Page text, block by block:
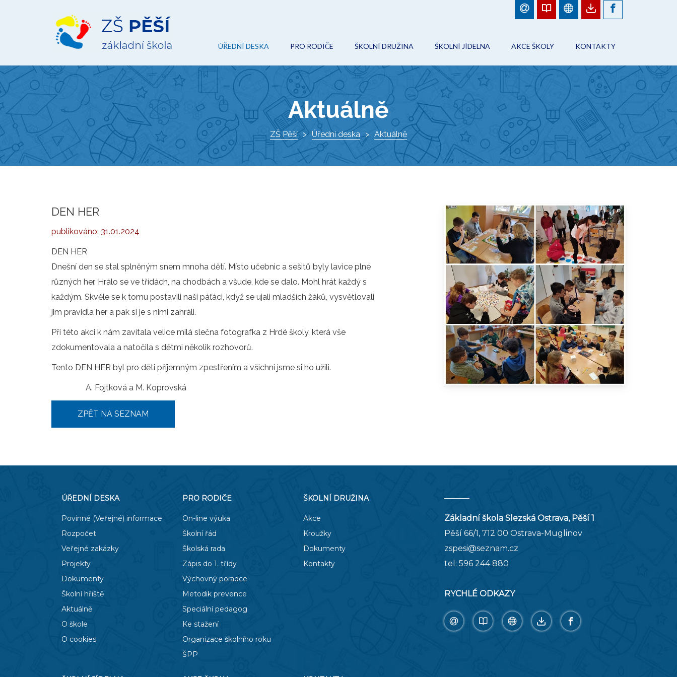
ZŠ
Pěší
ÚŘEDNÍ DESKA
POVINNÉ (VEŘEJNÉ) INFORMACE
ROZPOČET
VEŘEJNÉ ZAKÁZKY
PROJEKTY
DOKUMENTY
PRO RODIČE
ON-LINE VÝUKA
ŠKOLNÍ ŘÁD
ŠKOLSKÁ RADA
ZÁPIS DO 1. TŘÍDY
VÝCHOVNÝ PORADCE
ŠKOLNÍ DRUŽINA
AKCE
KROUŽKY
DOKUMENTY
KONTAKTY
ŠKOLNÍ JÍDELNA
OBJEDNÁVKY JÍDEL
ŘÁD ŠKOLNÍHO STRAVOVÁNÍ
INFORMACE
KONTAKTY
AKCE ŠKOLY
FOTOGALERIE
PLÁN AKCÍ
AKCE ŠKOLY
KONTAKTY
ŠKOLA
PRACOVNÍCI ŠKOLY
ŠKOLNÍ JÍDELNA
ŠKOLNÍ DRUŽINA
Aktuálně
ZŠ Pěší Úřední deska Aktuálně
DEN HER
publikováno: 31.01.2024
DEN HER
Dnešní den se stal splněným snem mnoha dětí. Místo učebnic a sešitů byly lavice plné
různých her. Hrálo se ve třídách, na chodbách a všude, kde se dalo. Mohl hrát každý s
každým. Skvěle se k tomu postavili naši páťáci, když se ujali mladších žáků, vysvětlovali
jim pravidla her a pak si je s nimi zahráli.
Při této akci k nám zavítala velice milá slečna fotografka z Hrdé školy, která vše
zdokumentovala a natočila s dětmi několik rozhovorů.
Tento DEN HER byl pro děti příjemným zpestřením a všichni jsme si ho užili.
A. Fojtková a M. Koprovská
ZPĚT NA SEZNAM
ÚŘEDNÍ DESKA
Povinné (Veřejné) informace
Rozpočet
Veřejné zakázky
Projekty
Dokumenty
Školní hřiště
Aktuálně
O škole
O cookies
PRO RODIČE
On-line výuka
Školní řád
Školská rada
Zápis do 1. třídy
Výchovný poradce
Metodik prevence
Speciální pedagog
Ke stažení
Organizace školního roku
ŠPP
ŠKOLNÍ DRUŽINA
Akce
Kroužky
Dokumenty
Kontakty
Základní škola Slezská Ostrava, Pěší 1
Pěší 66/1, 712 00 Ostrava-Muglinov
zspesi@seznam.cz
tel: 596 244 880
RYCHLÉ ODKAZY